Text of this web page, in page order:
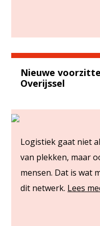
Nieuwe
Overijssel
Logistiek gaat niet
van plekken, maar
mensen. Dat is wat
dit netwerk. Lees